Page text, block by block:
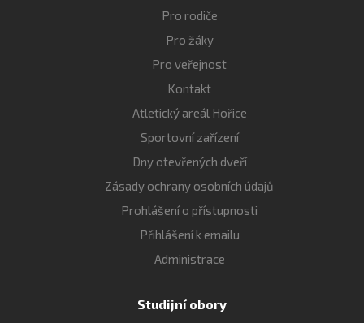
Pro rodiče
Pro žáky
Pro veřejnost
Kontakt
Atletický areál Hořice
Sportovní zařízení
Dny otevřených dveří
Zásady ochrany osobních údajů
Prohlášení o přístupnosti
Přihlášení k emailu
Administrace
Studijní obory